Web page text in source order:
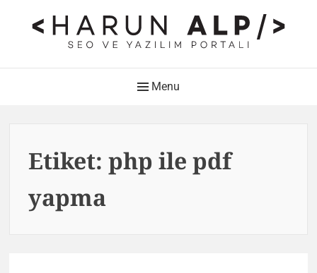
HARUN ALP Kişisel Blog –
SEO ve Yazılım Portalı
Menu
Etiket: php ile pdf
yapma